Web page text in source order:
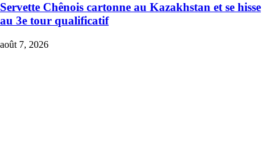
Servette Chênois cartonne au Kazakhstan et se hisse
au 3e tour qualificatif
août 7, 2026